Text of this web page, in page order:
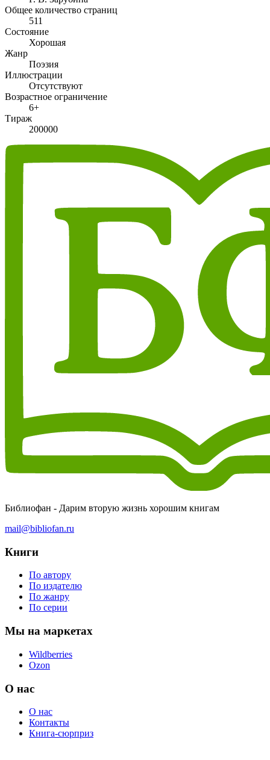
Общее количество страниц
511
Состояние
Хорошая
Жанр
Поэзия
Иллюстрации
Отсутствуют
Возрастное ограничение
6+
Тираж
200000
Библиофан - Дарим вторую жизнь хорошим книгам
mail@bibliofan.ru
Книги
По автору
По издателю
По жанру
По серии
Мы на маркетах
Wildberries
Ozon
О нас
О нас
Контакты
Книга-сюрприз